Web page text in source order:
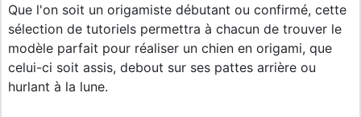
Que l'on soit un origamiste débutant ou confirmé, cette
sélection de tutoriels permettra à chacun de trouver le
modèle parfait pour réaliser un chien en origami, que
celui-ci soit assis, debout sur ses pattes arrière ou
hurlant à la lune.